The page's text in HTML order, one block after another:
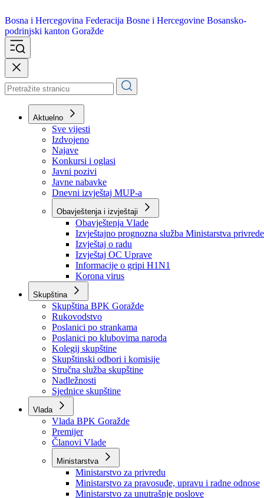
Bosna i Hercegovina
podrinjski kanton Goražde
Aktuelno
Sve vijesti
Izdvojeno
Najave
Konkursi i oglasi
Javni pozivi
Javne nabavke
Dnevni izvještaj MUP-a
Obavještenja i izvještaji
Obavještenja Vlade
Izvještajno prognozna služba Ministarstva privrede
Izvještaj o radu
Izvještaj OC Uprave
Informacije o gripi H1N1
Korona virus
Skupština
Skupština BPK Goražde
Rukovodstvo
Poslanici po strankama
Poslanici po klubovima naroda
Kolegij skupštine
Skupštinski odbori i komisije
Stručna služba skupštine
Nadležnosti
Sjednice skupštine
Vlada
Vlada BPK Goražde
Premijer
Članovi Vlade
Ministarstva